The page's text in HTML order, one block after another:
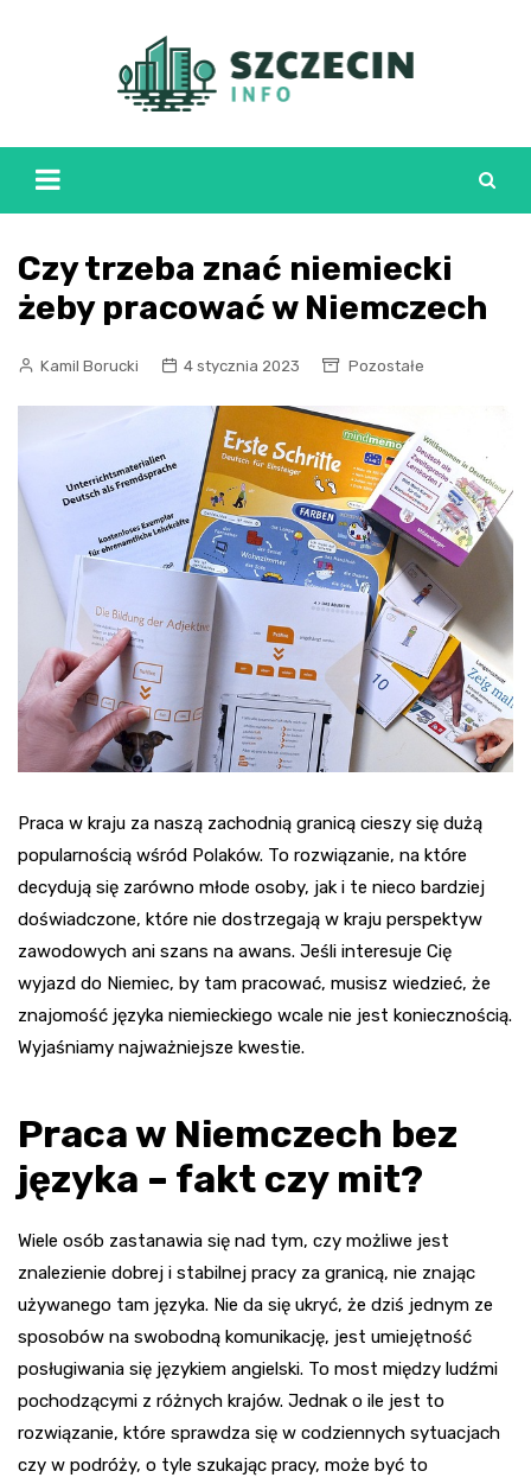
Czy trzeba znać niemiecki
żeby pracować w Niemczech
Kamil Borucki 4 stycznia 2023 Pozostałe
Praca w kraju za naszą zachodnią granicą cieszy się dużą
popularnością wśród Polaków. To rozwiązanie, na które
decydują się zarówno młode osoby, jak i te nieco bardziej
doświadczone, które nie dostrzegają w kraju perspektyw
zawodowych ani szans na awans. Jeśli interesuje Cię
wyjazd do Niemiec, by tam pracować, musisz wiedzieć, że
znajomość języka niemieckiego wcale nie jest koniecznością.
Wyjaśniamy najważniejsze kwestie.
Praca w Niemczech bez
języka – fakt czy mit?
Wiele osób zastanawia się nad tym, czy możliwe jest
znalezienie dobrej i stabilnej pracy za granicą, nie znając
używanego tam języka. Nie da się ukryć, że dziś jednym ze
sposobów na swobodną komunikację, jest umiejętność
posługiwania się językiem angielski. To most między ludźmi
pochodzącymi z różnych krajów. Jednak o ile jest to
rozwiązanie, które sprawdza się w codziennych sytuacjach
czy w podróży, o tyle szukając pracy, może być to